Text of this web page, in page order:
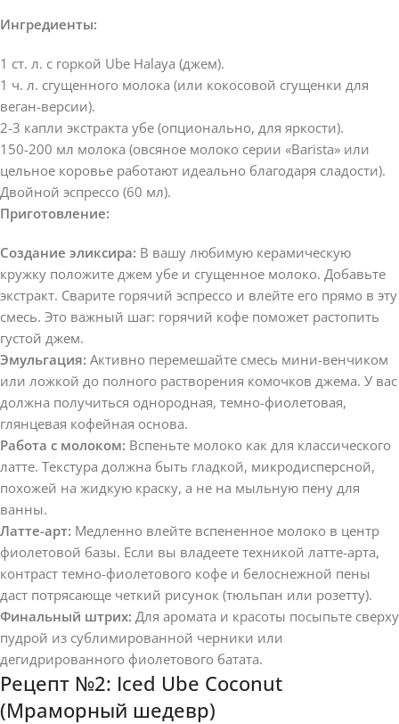
Ингредиенты:
1 ст. л. с горкой Ube Halaya (джем).
1 ч. л. сгущенного молока (или кокосовой сгущенки для
веган-версии).
2-3 капли экстракта убе (опционально, для яркости).
150-200 мл молока (овсяное молоко серии «Barista» или
цельное коровье работают идеально благодаря сладости).
Двойной эспрессо (60 мл).
Приготовление:
Создание эликсира: В вашу любимую керамическую
кружку положите джем убе и сгущенное молоко. Добавьте
экстракт. Сварите горячий эспрессо и влейте его прямо в эту
смесь. Это важный шаг: горячий кофе поможет растопить
густой джем.
Эмульгация: Активно перемешайте смесь мини-венчиком
или ложкой до полного растворения комочков джема. У вас
должна получиться однородная, темно-фиолетовая,
глянцевая кофейная основа.
Работа с молоком: Вспеньте молоко как для классического
латте. Текстура должна быть гладкой, микродисперсной,
похожей на жидкую краску, а не на мыльную пену для
ванны.
Латте-арт: Медленно влейте вспененное молоко в центр
фиолетовой базы. Если вы владеете техникой латте-арта,
контраст темно-фиолетового кофе и белоснежной пены
даст потрясающе четкий рисунок (тюльпан или розетту).
Финальный штрих: Для аромата и красоты посыпьте сверху
пудрой из сублимированной черники или
дегидрированного фиолетового батата.
Рецепт №2: Iced Ube Coconut
(Мраморный шедевр)